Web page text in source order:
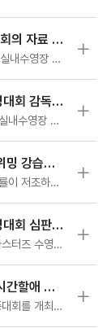
제2차 수영등급제 인증대회 감독자회의 자료 공지
2024년 12월 22일 (일) 09:00에 김천실내수영장 3층 회의실에서 실시될 감독자회의 자료입니다.계획된 시간에 감독자회의 참석바라며, 대…
제3회 회장배 유소년 마스터즈 수영대회 감독자회의 자료 공지
2024년 12월 21일 (토) 09:00에 김천실내수영장 3층 회의실에서 실시될 감독자회의 자료입니다.계획된 시간에 감독자회의 참석바라며, 대…
해외 우수 지도자 초청 아티스틱스위밍 강습회 참가희망자 모집(~1/6)
2024.12.31.(화) 15:15 업데이트, 신청률이 저조하여 모집기한 연장 및 참가 자격요건 확대 ---(사)대한수영연맹에서 알려…
제3회 회장배 유소년 마스터즈 수영대회 심판 시간할애 협조 요청
우리 연맹에서는 제3회 회장배 유소년 마스터즈 수영대회를 개최함에 따라귀 소속원을 심판으로 배정하 여 경기 운영을 하고자 시간 할애를 요청하오니…
제2차 수영 등급제 인증대회 심판 시간할애 협조 요청
우리 연맹에서는 제2차 수영 등급제 인증대회를 개최함에 따라귀 소속원을 심판으로 배정하 여 경기 운영을 하고자 시간 할애를 요청하오니, 적극 협…